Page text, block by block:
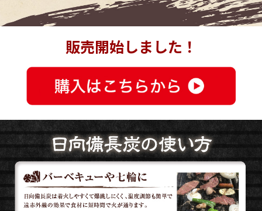
販売開始しました！